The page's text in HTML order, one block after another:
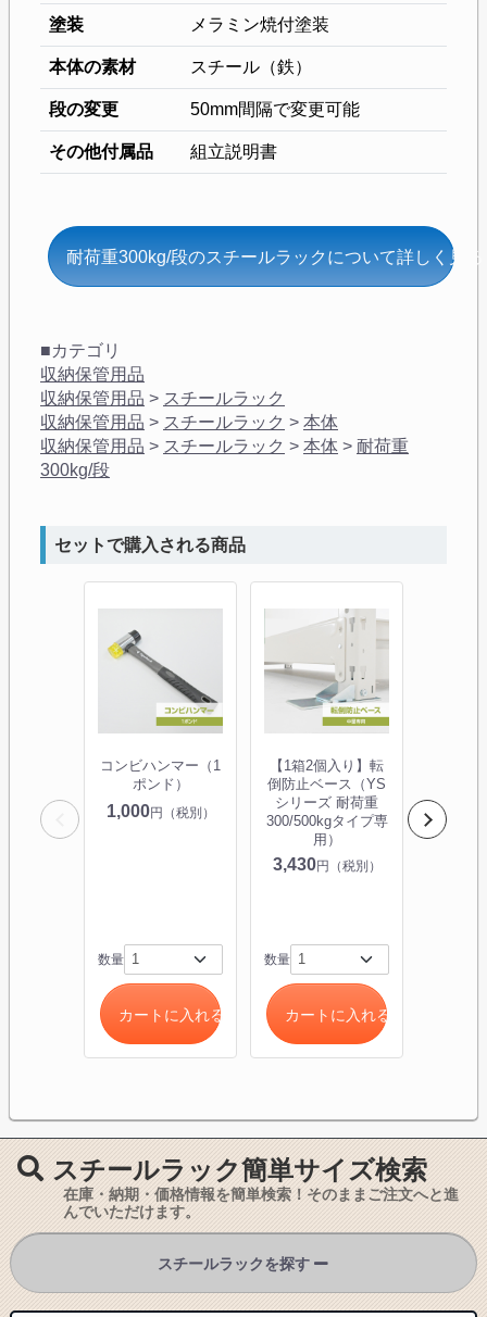
塗装 メラミン焼付塗装
本体の素材 スチール（鉄）
段の変更 50mm間隔で変更可能
その他付属品 組立説明書
耐荷重300kg/段のスチールラックについて詳しく見る
■カテゴリ
収納保管用品
収納保管用品 > スチールラック
収納保管用品 > スチールラック > 本体
収納保管用品 > スチールラック > 本体 > 耐荷重
300kg/段
セットで購入される商品
コンビハンマー（1
ポンド）
1,000円（税別）
数量
カートに入れる
【1箱2個入り】転
倒防止ベース（YS
シリーズ 耐荷重
300/500kgタイプ専
用）
3,430円（税別）
数量
カートに入れる
300kg/
専用）
スチールラック簡単サイズ検索
在庫・納期・価格情報を簡単検索！そのままご注文へと進
んでいただけます。
スチールラックを探す